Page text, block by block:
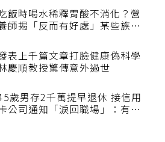
吃飯時喝水稀釋胃酸不消化？營
養師揭「反而有好處」某些族群
發表上千篇文章打臉健康偽科學
林慶順教授驚傳意外過世
45歲男存2千萬提早退休 接信用
卡公司通知「淚回職場」：有錢